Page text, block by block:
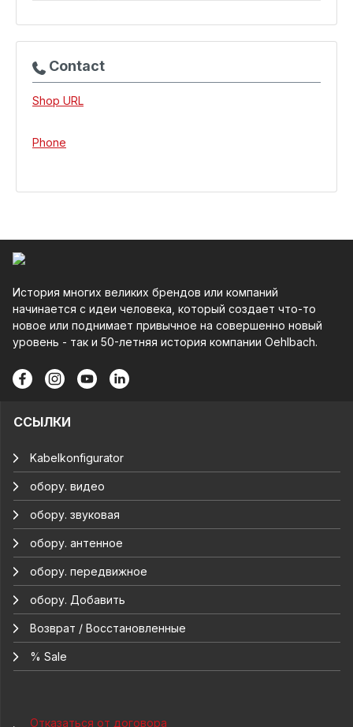
Contact
Shop URL
Phone
История многих великих брендов или компаний
начинается с идеи человека, который создает что-то
новое или поднимает привычное на совершенно новый
уровень - так и 50-летняя история компании Oehlbach.
ССЫЛКИ
Kabelkonfigurator
обору. видео
обору. звуковая
обору. антенное
обору. передвижное
обору. Добавить
Возврат / Восстановленные
% Sale
Отказаться от договора